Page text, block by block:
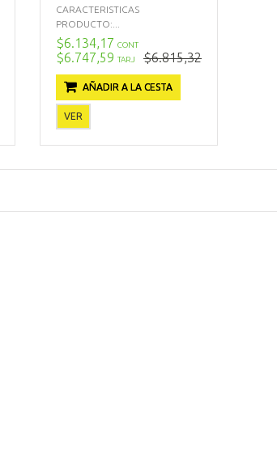
CARACTERISTICAS
PRODUCTO:...
$6.134,17 CONT
$6.747,59 TARJ $6.815,32
AÑADIR A LA CESTA
VER